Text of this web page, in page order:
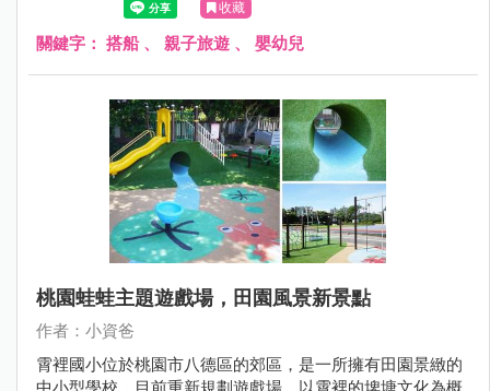
湖兩地還有爸媽關心的，小孩到底坐船暈不暈呢? 這些搭乘
經驗我通通分享給大家！
收藏
關鍵字： 搭船、 親子旅遊 、 嬰幼兒
桃園蛙蛙主題遊戲場，田園風景新景點
作者：小資爸
霄裡國小位於桃園市八德區的郊區，是一所擁有田園景緻的